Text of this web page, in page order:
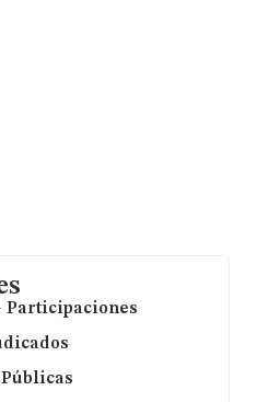
Participaciones